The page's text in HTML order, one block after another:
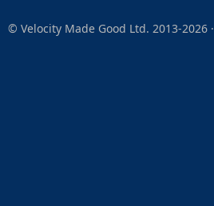
© Velocity Made Good Ltd. 2013-2026 ·